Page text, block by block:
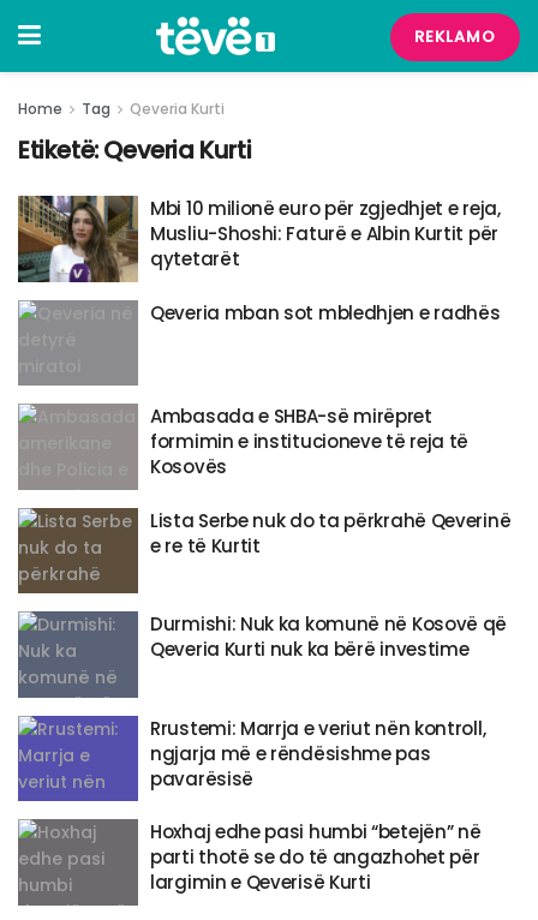
REKLAMO
Home Tag Qeveria Kurti
Etiketë:Qeveria Kurti
Mbi 10 milionë euro për zgjedhjet e reja,
Musliu-Shoshi: Faturë e Albin Kurtit për
qytetarët
Qeveria mban sot mbledhjen e radhës
Ambasada e SHBA-së mirëpret
formimin e institucioneve të reja të
Kosovës
Lista Serbe nuk do ta përkrahë Qeverinë
e re të Kurtit
Durmishi: Nuk ka komunë në Kosovë që
Qeveria Kurti nuk ka bërë investime
Rrustemi: Marrja e veriut nën kontroll,
ngjarja më e rëndësishme pas
pavarësisë
Hoxhaj edhe pasi humbi “betejën” në
parti thotë se do të angazhohet për
largimin e Qeverisë Kurti